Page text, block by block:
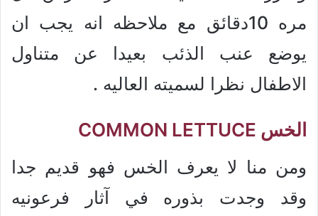
مره 10دقائق مع ملاحظه انه يجب ان
يوضع عنب الذئب بعيدا عن متناول
الاطفال نظرا لسميته العاليه .
الخس COMMON LETTUCE
ومن منا لا يعرف الخس فهو قديم جدا
وقد وجدت بذوره في آثار فرعونيه